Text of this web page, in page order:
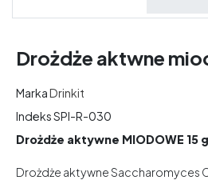
Drożdże aktwne
MarkaDrinkit
IndeksSPI-R-030
Drożdże aktywne MIODOWE 15
Drożdże aktywne Saccharomyces